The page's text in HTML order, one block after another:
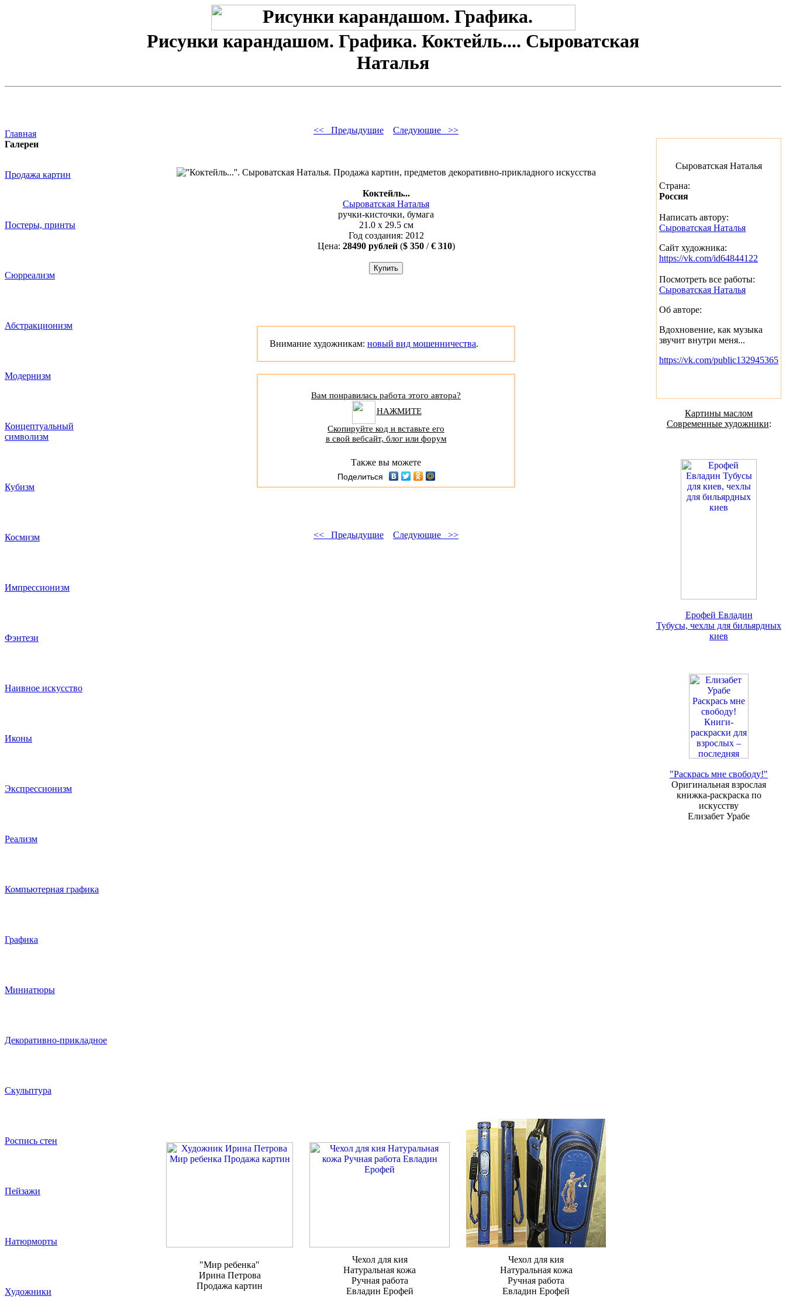
Рисунки карандашом. Графика. Коктейль.... Сыроватская
Наталья
Главная
Галереи
Продажа картин
Постеры, принты
Сюрреализм
Абстракционизм
Модернизм
Концептуальный
символизм
Кубизм
Космизм
Импрессионизм
Фэнтези
Наивное искусство
Иконы
Экспрессионизм
Реализм
Компьютерная графика
Графика
Миниатюры
Декоративно-прикладное
Скульптура
Роспись стен
Пейзажи
Натюрморты
Художники
<< Предыдущие Следующие >>
Коктейль...
Сыроватская Наталья
ручки-кисточки, бумага
21.0 x 29.5 см
Год создания: 2012
Цена: 28490 рублей($ 350/€ 310)
Внимание художникам: новый вид мошенничества.
Вам понравилась работа этого автора?
НАЖМИТЕ
Скопируйте код и вставьте его
в свой вебсайт, блог или форум
Также вы можете
Поделиться
<< Предыдущие Следующие >>
"Мир ребенка"
Ирина Петрова
Продажа картин
Чехол для кия
Натуральная кожа
Ручная работа
Евладин Ерофей
Чехол для кия
Натуральная кожа
Ручная работа
Евладин Ерофей
Сыроватская Наталья
Страна:
Россия
Написать автору:
Сыроватская Наталья
Сайт художника:
https://vk.com/id64844122
Посмотреть все работы:
Сыроватская Наталья
Об авторе:
Вдохновение, как музыка
звучит внутри меня...
https://vk.com/public132945365
Картины маслом
Современные художники:
Ерофей Евладин
Тубусы, чехлы для бильярдных
киев
"Раскрась мне свободу!"
Оригинальная взрослая
книжка-раскраска по
искусству
Елизабет Урабе